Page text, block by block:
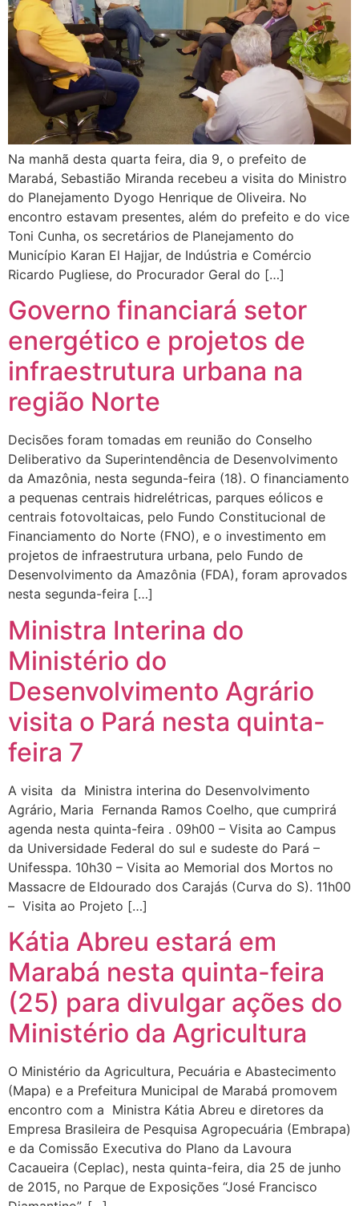
Na manhã desta quarta feira, dia 9, o prefeito de
Marabá, Sebastião Miranda recebeu a visita do Ministro
do Planejamento Dyogo Henrique de Oliveira. No
encontro estavam presentes, além do prefeito e do vice
Toni Cunha, os secretários de Planejamento do
Município Karan El Hajjar, de Indústria e Comércio
Ricardo Pugliese, do Procurador Geral do […]
Governo financiará setor
energético e projetos de
infraestrutura urbana na
Decisões foram tomadas em reunião do Conselho
Deliberativo da Superintendência de Desenvolvimento
da Amazônia, nesta segunda-feira (18). O financiamento
a pequenas centrais hidrelétricas, parques eólicos e
centrais fotovoltaicas, pelo Fundo Constitucional de
Financiamento do Norte (FNO), e o investimento em
projetos de infraestrutura urbana, pelo Fundo de
Desenvolvimento da Amazônia (FDA), foram aprovados
nesta segunda-feira […]
Ministra Interina do
Ministério do
Desenvolvimento Agrário
visita o Pará nesta quinta-
feira 7
A visita da Ministra interina do Desenvolvimento
Agrário, Maria Fernanda Ramos Coelho, que cumprirá
agenda nesta quinta-feira . 09h00 – Visita ao Campus
da Universidade Federal do sul e sudeste do Pará –
Unifesspa. 10h30 – Visita ao Memorial dos Mortos no
Massacre de Eldourado dos Carajás (Curva do S). 11h00
– Visita ao Projeto […]
Kátia Abreu estará em
Marabá nesta quinta-feira
(25) para divulgar ações do
Ministério da Agricultura
O Ministério da Agricultura, Pecuária e Abastecimento
(Mapa) e a Prefeitura Municipal de Marabá promovem
encontro com a Ministra Kátia Abreu e diretores da
Empresa Brasileira de Pesquisa Agropecuária (Embrapa)
e da Comissão Executiva do Plano da Lavoura
Cacaueira (Ceplac), nesta quinta-feira, dia 25 de junho
de 2015, no Parque de Exposições “José Francisco